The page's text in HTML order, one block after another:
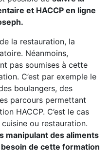
et HACCP en ligne
la restauration, la
Néanmoins,
pas soumises à cette
C’est par exemple le
boulangers, des
parcours permettant
HACCP. C’est le cas
ou restauration.
manipulant des aliments
de cette formation